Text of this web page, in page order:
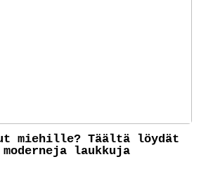
miehille? Täältä löydät
laukkuja